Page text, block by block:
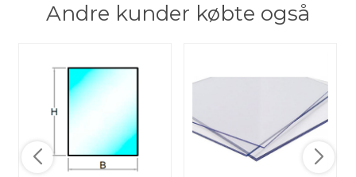
Andre kunder købte også